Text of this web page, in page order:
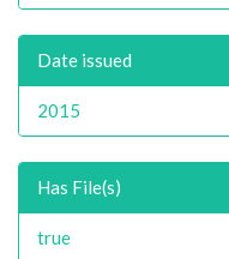
Date issued
2015
Has File(s)
true